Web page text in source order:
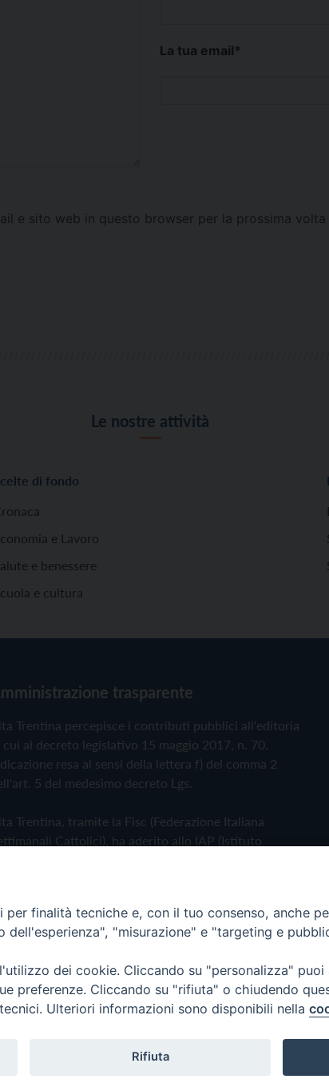
La tua email*
e sito web in questo browser per la prossima
Le nostre attività
di fondo
e Lavoro
e benessere
e cultura
trasparente
Trentina percepisce i contributi pubblici all'editoria
cui al decreto legislativo 15 maggio 2017, n. 70.
resa ai sensi della lettera f) del comma 2
5 del medesimo decreto Lgs.
Trentina, tramite la Fisc (Federazione Italiana
Cattolici), ha aderito allo IAP (Istituto
Privacy Policy Cookie Policy
Editrice
finalità tecniche e, con il tuo consenso, anche
dell'esperienza", "misurazione" e "targeting e
dei cookie. Cliccando su "personalizza"
preferenze. Cliccando su "rifiuta" o chiudendo
Ulteriori informazioni sono disponibili nella
Rifiuta